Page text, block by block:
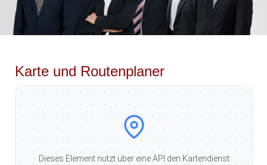
Karte und Routenplaner
Dieses Element nutzt über eine API den Kartendienst